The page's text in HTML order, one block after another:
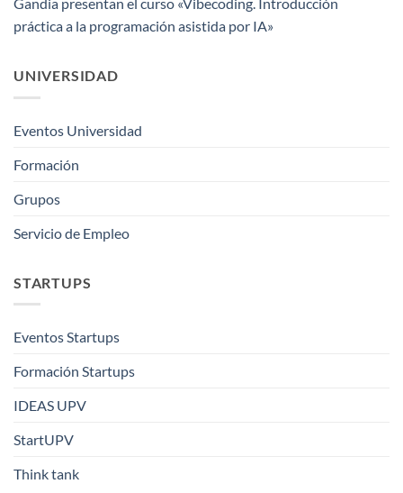
práctica a la programación asistida por IA»
UNIVERSIDAD
Eventos Universidad
Formación
Grupos
Servicio de Empleo
STARTUPS
Eventos Startups
Formación Startups
IDEAS UPV
StartUPV
Think tank